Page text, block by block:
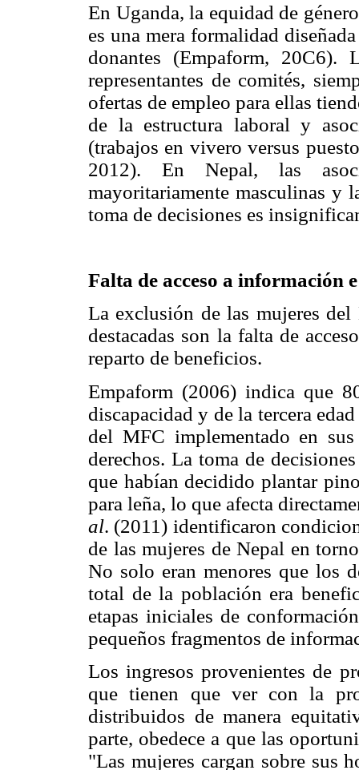
En Uganda, la equidad de
es una mera formalidad
donantes (Empaform, 20C6).
representantes de comités,
ofertas de empleo para ellas
de la estructura laboral y
(trabajos en vivero versus
2012). En Nepal, las
mayoritariamente masculinas y
toma de decisiones es
Falta de acceso a información
La exclusión de las mujeres del
destacadas son la falta de
reparto de beneficios.
Empaform (2006) indica que
discapacidad y de la tercera
del MFC implementado en
derechos. La toma de
que habían decidido plantar
para leña, lo que afecta
al. (2011) identificaron
de las mujeres de Nepal en
No solo eran menores que los
total de la población era
etapas iniciales de
pequeños fragmentos de
Los ingresos provenientes de
que tienen que ver con la
distribuidos de manera
parte, obedece a que las
"Las mujeres cargan sobre sus